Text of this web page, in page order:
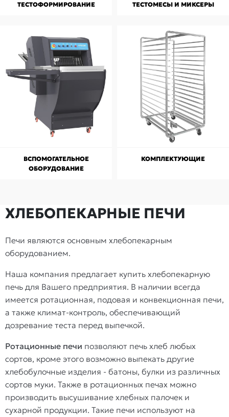
ТЕСТОФОРМИРОВАНИЕ ТЕСТОМЕСЫ И МИКСЕРЫ
ВСПОМОГАТЕЛЬНОЕ
ОБОРУДОВАНИЕ
КОМПЛЕКТУЮЩИЕ
ХЛЕБОПЕКАРНЫЕ ПЕЧИ
Печи являются основным хлебопекарным
оборудованием.
Наша компания предлагает купить хлебопекарную
печь для Вашего предприятия. В наличии всегда
имеется ротационная, подовая и конвекционная печи,
а также климат-контроль, обеспечивающий
дозревание теста перед выпечкой.
Ротационные печи позволяют печь хлеб любых
сортов, кроме этого возможно выпекать другие
хлебобулочные изделия - батоны, булки из различных
сортов муки. Также в ротационных печах можно
производить высушивание хлебных палочек и
сухарной продукции. Такие печи используют на